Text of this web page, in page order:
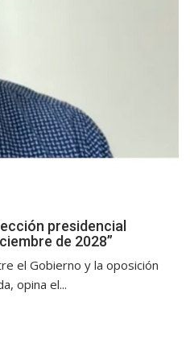
presidencial
de 2028”
el Gobierno y la oposición
opina el...